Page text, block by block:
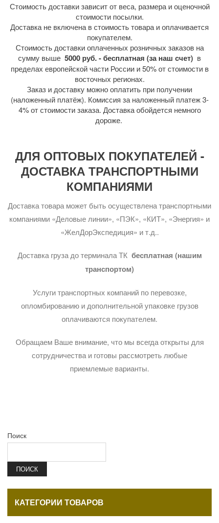
Стоимость доставки зависит от веса, размера и оценочной
стоимости посылки.
Доставка не включена в стоимость товара и оплачивается
покупателем.
Стоимость доставки оплаченных розничных заказов на
сумму выше 5000 руб. - бесплатная (за наш счет) в
пределах европейской части России и 50% от стоимости в
восточных регионах.
Заказ и доставку можно оплатить при получении
(наложенный платёж). Комиссия за наложенный платеж 3-
4% от стоимости заказа. Доставка обойдется немного
дороже.
ДЛЯ ОПТОВЫХ ПОКУПАТЕЛЕЙ -
ДОСТАВКА ТРАНСПОРТНЫМИ
КОМПАНИЯМИ
Доставка товара может быть осуществлена транспортными
компаниями «Деловые линии», «ПЭК», «КИТ», «Энергия» и
«ЖелДорЭкспедиция» и т.д..
Доставка груза до терминала ТК бесплатная (нашим
транспортом)
Услуги транспортных компаний по перевозке,
опломбированию и дополнительной упаковке грузов
оплачиваются покупателем.
Обращаем Ваше внимание, что мы всегда открыты для
сотрудничества и готовы рассмотреть любые
приемлемые варианты.
Поиск
ПОИСК
КАТЕГОРИИ ТОВАРОВ